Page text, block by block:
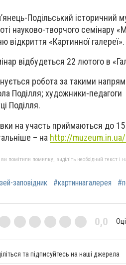
Подільський історичний
науково-творчого семінару
відкриття «Картинної галереї».
відбудеться 22 лютого в
робота за такими
Поділля; художники-педагоги
Поділля.
на участь приймаються до
– на http://
помітили помилку, виділіть необхідний текст і
заповідник #картиннагалерея
0,0
та підписуйтесь на наші джерела